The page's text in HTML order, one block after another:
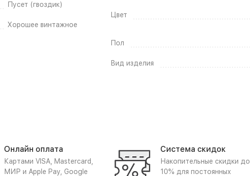
Пусет (гвоздик)
Хорошее винтажное
Цвет
Пол
Вид изделия
Онлайн оплата
Картами VISA, Mastercard,
МИР и Apple Pay, Google
Система скидок
Накопительные скидки до
10% для постоянных